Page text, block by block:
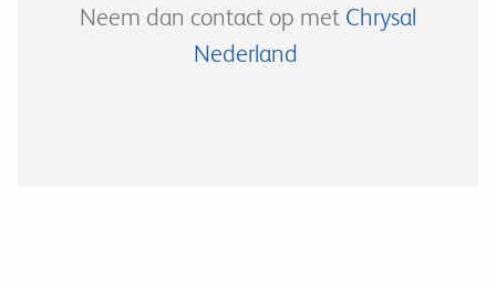
Neem dan contact op met Chrysal
Nederland